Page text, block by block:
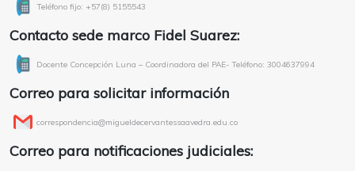
Teléfono fijo: +57(8) 5155543
Contacto sede marco Fidel Suarez:
Docente Concepción Luna – Coordinadora del PAE- Teléfono: 3004637994
Correo para solicitar información
correspondencia@migueldecervantessaavedra.edu.co
Correo para notificaciones judiciales: